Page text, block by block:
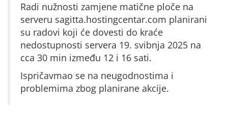
Radi nužnosti zamjene matične ploče na
serveru sagitta.hostingcentar.com planirani
su radovi koji će dovesti do kraće
nedostupnosti servera 19. svibnja 2025 na
cca 30 min između 12 i 16 sati.
Ispričavmao se na neugodnostima i
problemima zbog planirane akcije.